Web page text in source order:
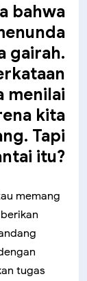
bahwa
gairah.
menilai
kita
Tapi
itu?
memang
tugas